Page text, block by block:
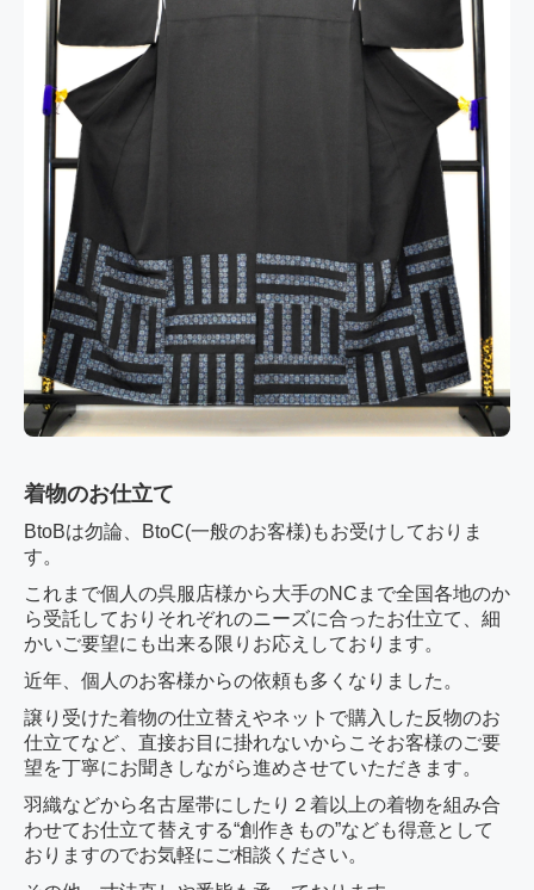
着物のお仕立て
BtoBは勿論、BtoC(一般のお客様)もお受けしておりま
す。
これまで個人の呉服店様から大手のNCまで全国各地のか
ら受託しており それぞれのニーズに合ったお仕立て、細
かいご要望にも出来る限りお応えしております。
近年、個人のお客様からの依頼も多くなりました。
譲り受けた着物の仕立替えやネットで購入した反物のお
仕立てなど、直接お目に掛れないからこそお客様のご要
望を丁寧にお聞きしながら進めさせていただきます。
羽織などから名古屋帯にしたり２着以上の着物を組み合
わせてお仕立て替えする“創作きもの”なども得意として
おりますのでお気軽にご相談ください。